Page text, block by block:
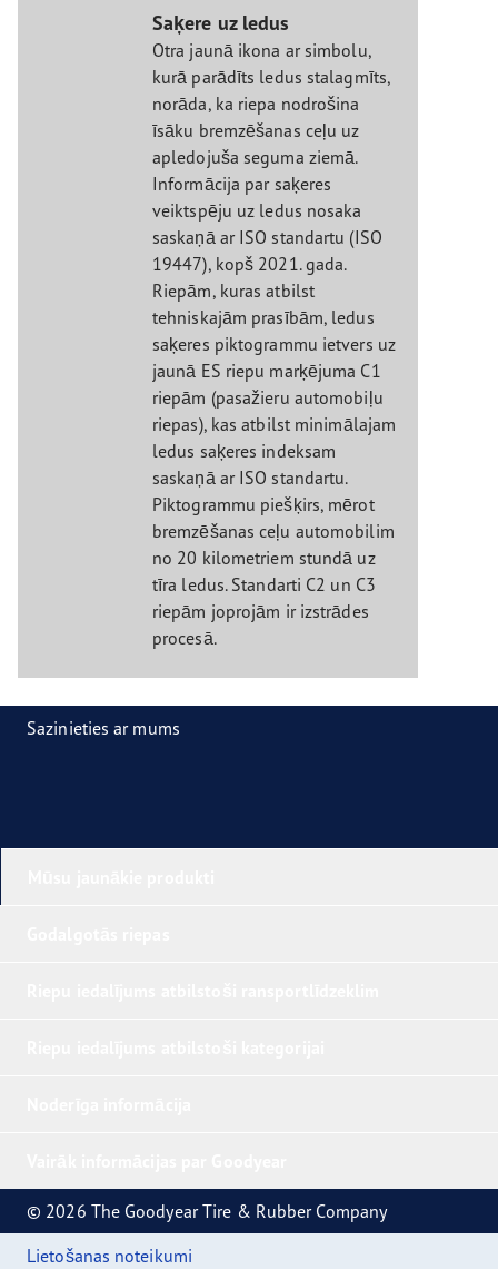
Saķere uz ledus
Otra jaunā ikona ar simbolu,
kurā parādīts ledus stalagmīts,
norāda, ka riepa nodrošina
īsāku bremzēšanas ceļu uz
apledojuša seguma ziemā.
Informācija par saķeres
veiktspēju uz ledus nosaka
saskaņā ar ISO standartu (ISO
19447), kopš 2021. gada.
Riepām, kuras atbilst
tehniskajām prasībām, ledus
saķeres piktogrammu ietvers uz
jaunā ES riepu marķējuma C1
riepām (pasažieru automobiļu
riepas), kas atbilst minimālajam
ledus saķeres indeksam
saskaņā ar ISO standartu.
Piktogrammu piešķirs, mērot
bremzēšanas ceļu automobilim
no 20 kilometriem stundā uz
tīra ledus. Standarti C2 un C3
riepām joprojām ir izstrādes
procesā.
Sazinieties ar mums
© 2026 The Goodyear Tire & Rubber Company
Lietošanas noteikumi